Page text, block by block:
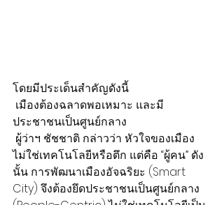
โดยมีประเด็นสำคัญดังนี้
เมืองต้องฉลาดพอเหมาะ และมี
ประชาชนเป็นศูนย์กลาง
ผู้ว่าฯ ชัชชาติ กล่าวว่า หัวใจของเมือง
ไม่ใช่เทคโนโลยีหรือตึก แต่คือ “ผู้คน” ดัง
นั้น การพัฒนาเมืองอัจฉริยะ (Smart
City) จึงต้องยึดประชาชนเป็นศูนย์กลาง